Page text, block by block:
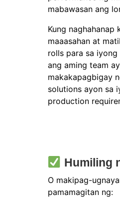
mabawasan ang
Kung naghahanap
maaasahan at
rolls para sa
ang aming team ay
makakapagbigay
solutions ayon sa
production
Humiling
O makipag-
pamamagitan ng: